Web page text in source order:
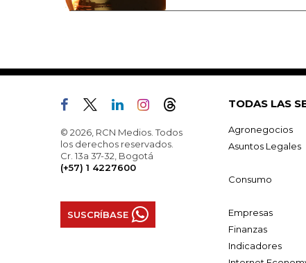
© 2026, RCN Medios. Todos
los derechos reservados.
Cr. 13a 37-32, Bogotá
(+57) 1 4227600
SUSCRÍBASE
TODAS LAS
Agronegocios
Asuntos Legales
Consumo
Empresas
Finanzas
Indicadores